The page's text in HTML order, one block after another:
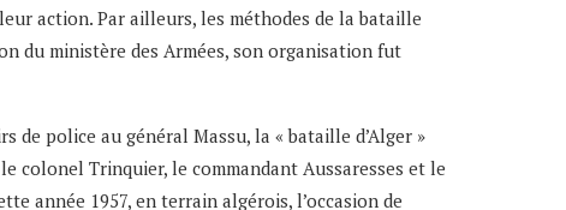
action. Par ailleurs, les méthodes de la bataille
du ministère des Armées, son organisation fut
police au général Massu, la « bataille d’Alger »
colonel Trinquier, le commandant Aussaresses et le
année 1957, en terrain algérois, l’occasion de